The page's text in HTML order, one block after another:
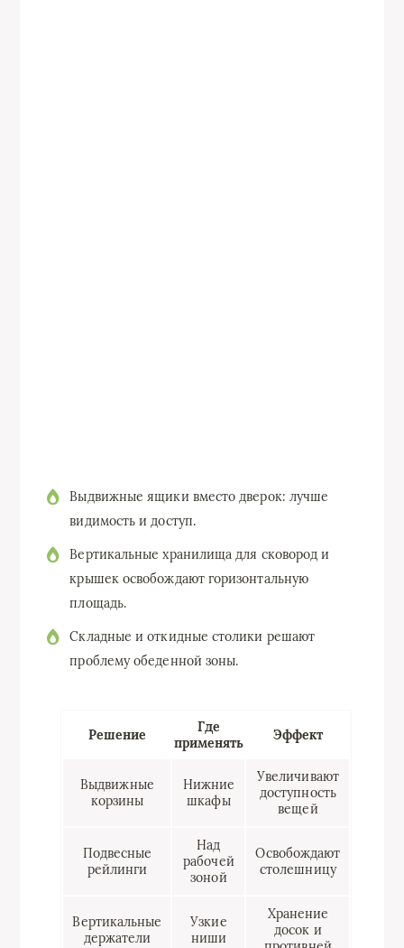
Выдвижные ящики вместо дверок: лучше
видимость и доступ.
Вертикальные хранилища для сковород и
крышек освобождают горизонтальную
площадь.
Складные и откидные столики решают
проблему обеденной зоны.
Решение
Где
применять
Эффект
Выдвижные
корзины
Нижние
шкафы
Увеличивают
доступность
вещей
Подвесные
рейлинги
Над
рабочей
зоной
Освобождают
столешницу
Вертикальные
держатели
Узкие
ниши
Хранение
досок и